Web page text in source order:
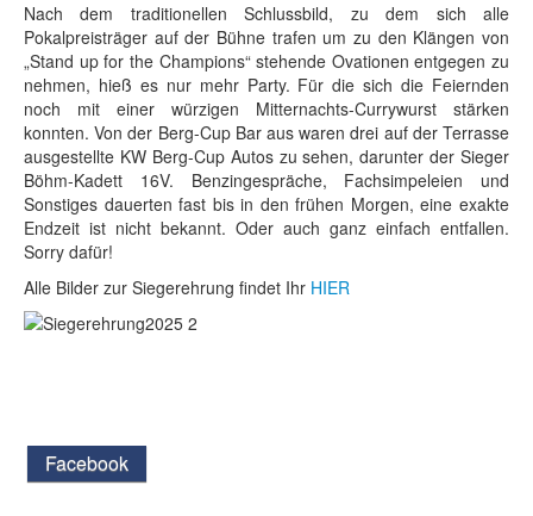
Nach dem traditionellen Schlussbild, zu dem sich alle
Pokalpreisträger auf der Bühne trafen um zu den Klängen von
„Stand up for the Champions“ stehende Ovationen entgegen zu
nehmen, hieß es nur mehr Party. Für die sich die Feiernden
noch mit einer würzigen Mitternachts-Currywurst stärken
konnten. Von der Berg-Cup Bar aus waren drei auf der Terrasse
ausgestellte KW Berg-Cup Autos zu sehen, darunter der Sieger
Böhm-Kadett 16V. Benzingespräche, Fachsimpeleien und
Sonstiges dauerten fast bis in den frühen Morgen, eine exakte
Endzeit ist nicht bekannt. Oder auch ganz einfach entfallen.
Sorry dafür!
Alle Bilder zur Siegerehrung findet Ihr HIER
Facebook